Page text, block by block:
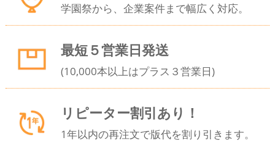
学園祭から、企業案件まで幅広く対応。
最短５営業日発送
(10,000本以上はプラス３営業日)
リピーター割引あり！
1年以内の再注文で版代を割り引きます。